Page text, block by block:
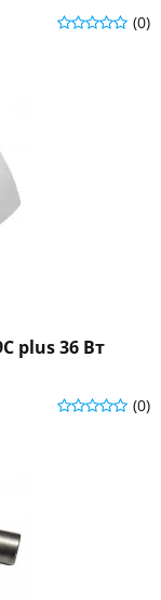
(0)
plus 36 Вт
(0)